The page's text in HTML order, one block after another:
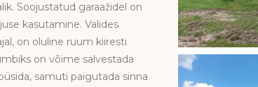
Soojustatud garaažidel on
kasutamine. Valides
on oluline ruum kiiresti
on võime salvestada
samuti paigutada sinna